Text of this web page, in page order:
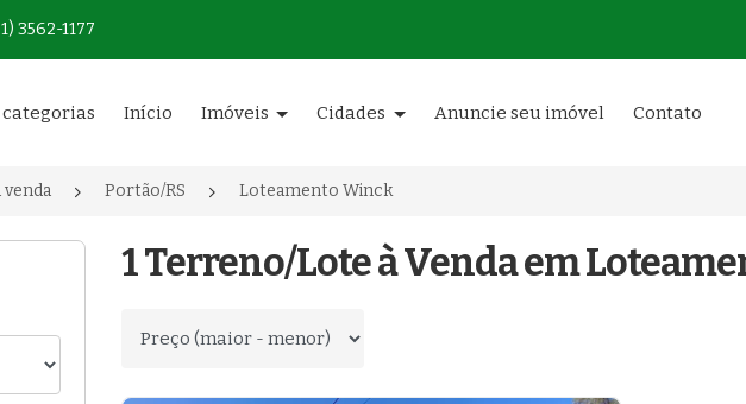
3562-1177
categorias Início Imóveis Cidades Anuncie seu imóvel Contato
Portão/RS Loteamento Winck
1 Terreno/Lote à Venda em
Ordenar por